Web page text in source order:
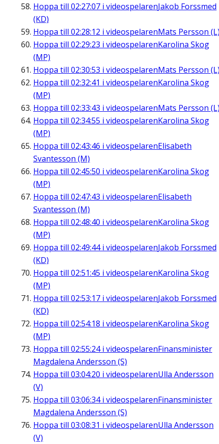
Hoppa till 02:27:07 i videospelarenJakob Forssmed
(KD)
Hoppa till 02:28:12 i videospelarenMats Persson
Hoppa till 02:29:23 i videospelarenKarolina Skog
(MP)
Hoppa till 02:30:53 i videospelarenMats Persson
Hoppa till 02:32:41 i videospelarenKarolina Skog
(MP)
Hoppa till 02:33:43 i videospelarenMats Persson
Hoppa till 02:34:55 i videospelarenKarolina Skog
(MP)
Hoppa till 02:43:46 i videospelarenElisabeth
Svantesson (M)
Hoppa till 02:45:50 i videospelarenKarolina Skog
(MP)
Hoppa till 02:47:43 i videospelarenElisabeth
Svantesson (M)
Hoppa till 02:48:40 i videospelarenKarolina Skog
(MP)
Hoppa till 02:49:44i videospelarenJakob Forssmed
(KD)
Hoppa till 02:51:45 i videospelarenKarolina Skog
(MP)
Hoppa till 02:53:17 i videospelarenJakob Forssmed
(KD)
Hoppa till 02:54:18 i videospelarenKarolina Skog
(MP)
Hoppa till 02:55:24i videospelarenFinansminister
Magdalena Andersson (S)
Hoppa till 03:04:20 i videospelarenUlla Andersson
(V)
Hoppa till 03:06:34i videospelarenFinansminister
Magdalena Andersson (S)
Hoppa till 03:08:31 i videospelarenUlla Andersson
(V)